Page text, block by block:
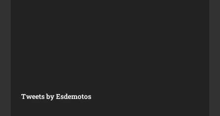
Tweets by Esdemotos